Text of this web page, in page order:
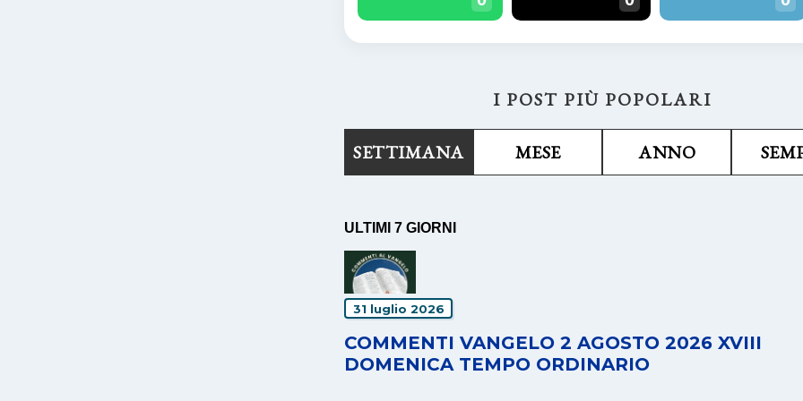
I POST PIÙ POPOLARI
SETTIMANA MESE ANNO
ULTIMI 7 GIORNI
31 luglio 2026
COMMENTI VANGELO 2 AGOSTO 2026 XVIII
DOMENICA TEMPO ORDINARIO